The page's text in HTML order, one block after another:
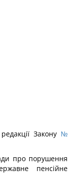
Закону №
про порушення
пенсійне